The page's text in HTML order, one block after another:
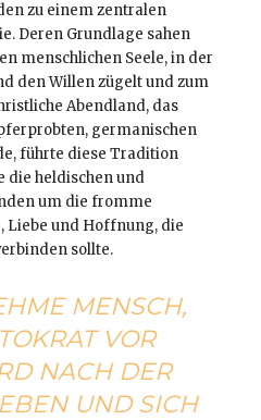
zu einem zentralen
Deren Grundlage sahen
menschlichen Seele, in der
den Willen zügelt und zum
Abendland, das
germanischen
führte diese Tradition
die heldischen und
um die fromme
Liebe und Hoffnung, die
sollte.
MENSCH,
VOR
NACH DER
UND SICH